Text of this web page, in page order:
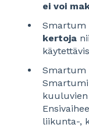
ei voi
Smartum
kertoja
Smartum
liikunta-,